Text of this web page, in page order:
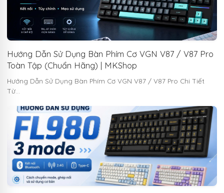
Hướng Dẫn Sử Dụng Bàn Phím Cơ VGN V87 / V87 Pro
Toàn Tập (Chuẩn Hãng) | MKShop
Hướng Dẫn Sử Dụng Bàn Phím Cơ VGN V87 / V87 Pro Chi Tiết
Từ…